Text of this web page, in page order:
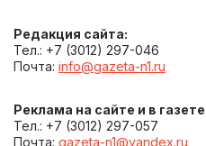
Редакция сайта:
Тел.: +7 (3012) 297-046
Почта: info@gazeta-n1.ru
Реклама на сайте и в
Тел.: +7 (3012) 297-057
Почта: gazeta-n1@yandex.ru